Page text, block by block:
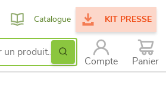
Catalogue KIT PRESSE
Compte
Panier